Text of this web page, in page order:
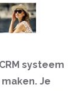
systeem
Je